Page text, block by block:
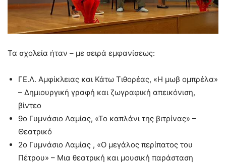
Τα σχολεία ήταν – με σειρά εμφανίσεως:
ΓΕ.Λ. Αμφίκλειας και Κάτω Τιθορέας, «Η μωβ ομπρέλα»
– Δημιουργική γραφή και ζωγραφική απεικόνιση,
βίντεο
9ο Γυμνάσιο Λαμίας, «Το καπλάνι της βιτρίνας» –
Θεατρικό
2ο Γυμνάσιο Λαμίας , «Ο μεγάλος περίπατος του
Πέτρου» – Μια θεατρική και μουσική παράσταση